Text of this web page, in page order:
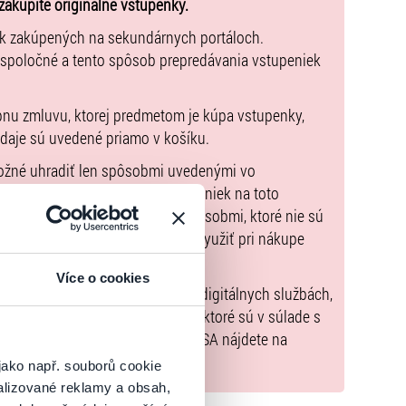
Více o cookies
např. souborů cookie
reklamy a obsah,
Trnavská cesta
food/kanapky)
jedinečným 4-miestnym kódom. Je
originálne vstupenky.
na sekundárnych portáloch.
a tento spôsob prepredávania vstupeniek
zmluvu, ktorej predmetom je kúpa vstupenky,
sú uvedené priamo v košíku.
uhradiť len spôsobmi uvedenými vo
že kúpne ceny vstupeniek na toto
Poukazov GoOut, ani inými spôsobmi, ktoré nie sú
. Poukazy GoOut môžete využiť pri nákupe
EÚ 2022/2065 (Akt o digitálnych službách,
, iba výrobky alebo služby, ktoré sú v súlade s
informácie a kontakty podľa DSA nájdete na